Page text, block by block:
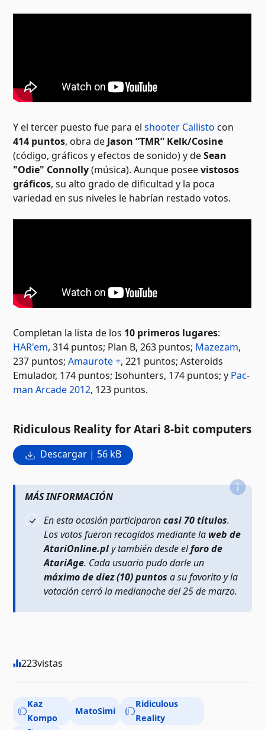
Y el tercer puesto fue para elshooter Callisto con
414 puntos, obra de Jason “TMR” Kelk/Cosine
(código, gráficos y efectos de sonido) y deSean
"Odie" Connolly(música). Aunque poseevistosos
gráficos, su alto grado de dificultad y la poca
variedad en sus niveles le habrían restado votos.
Completan la lista de los 10 primeros lugares:
HAR'em, 314 puntos; Plan B, 263 puntos; Mazezam,
237 puntos;Amaurote +, 221 puntos; Asteroids
Emulador, 174 puntos; Isohunters, 174 puntos; y Pac-
man Arcade 2012, 123 puntos.
Ridiculous Reality for Atari 8-bit computers
Descargar | 56 kB
MÁS INFORMACIÓN
En esta ocasión participaroncasi 70 títulos.
Los votos fueron recogidos mediante la web de
AtariOnline.ply también desde elforo de
AtariAge. Cada usuario pudo darle un
máximo de diez (10) puntos a su favorito y la
votación cerró la medianoche del 25 de marzo.
223vistas
Kaz
Kompo
MatoSimi
Ridiculous
Reality